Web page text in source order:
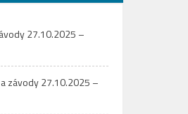
27.10.2025 –
závody 27.10.2025 –